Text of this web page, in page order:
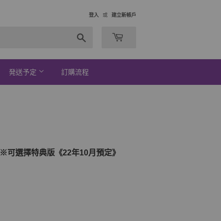
登入 或 建立新帳戶
発送予定 訂購流程
可選擇特典版《22年10月預定》